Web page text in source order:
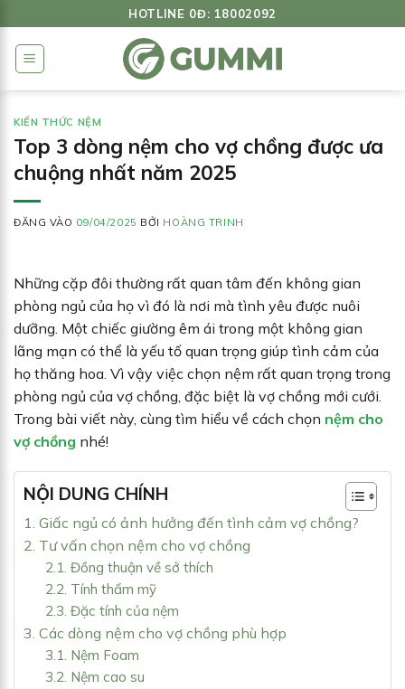
qua
dung
HOTLINE 0Đ: 18002092
KIẾN THỨC NỆM
Top 3 dòng nệm cho vợ chồng được ưa
chuộng nhất năm 2025
ĐĂNG VÀO 09/04/2025 BỞI HOÀNG TRINH
Những cặp đôi thường rất quan tâm đến không gian
phòng ngủ của họ vì đó là nơi mà tình yêu được nuôi
dưỡng. Một chiếc giường êm ái trong một không gian
lãng mạn có thể là yếu tố quan trọng giúp tình cảm của
họ thăng hoa. Vì vậy việc chọn nệm rất quan trọng trong
phòng ngủ của vợ chồng, đặc biệt là vợ chồng mới cưới.
Trong bài viết này, cùng tìm hiểu về cách chọn nệm cho
vợ chồng nhé!
NỘI DUNG CHÍNH
1. Giấc ngủ có ảnh hưởng đến tình cảm vợ chồng?
2. Tư vấn chọn nệm cho vợ chồng
2.1. Đồng thuận về sở thích
2.2. Tính thẩm mỹ
2.3. Đặc tính của nệm
3. Các dòng nệm cho vợ chồng phù hợp
3.1. Nệm Foam
3.2. Nệm cao su